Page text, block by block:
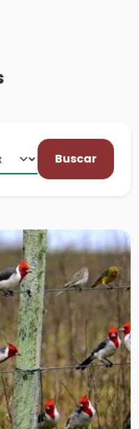
Buscar